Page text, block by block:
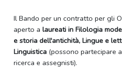
Il Bando per un contratto per gli
aperto a laureati in Filologia
e storia dell'antichità, Lingue e
Linguistica (possono partecipare
ricerca e assegnisti).